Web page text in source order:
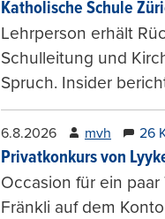
Katholische Schule
Lehrperson erhält
Schulleitung und
Spruch. Insider
6.8.2026 mvh 26
Privatkonkurs von
Occasion für ein
Fränkli auf dem